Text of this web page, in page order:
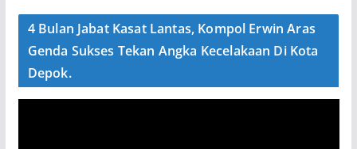
4 Bulan Jabat Kasat Lantas, Kompol Erwin Aras
Genda Sukses Tekan Angka Kecelakaan Di Kota
Depok.